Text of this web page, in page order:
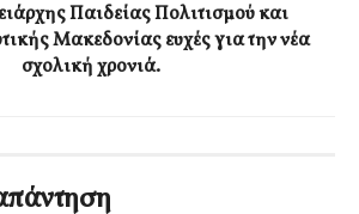
Παιδείας Πολιτισμού και
Μακεδονίας ευχές για την νέα
σχολική χρονιά.